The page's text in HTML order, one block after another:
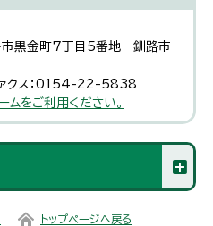
黒金町7丁目5番地 釧路市
クス：0154-22-5838
ムをご利用ください。
トップページへ戻る